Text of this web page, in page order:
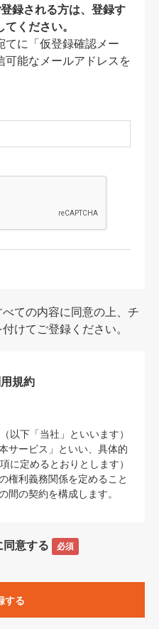
録される方は、登録す
ください。
てに「仮登録確認メー
能なメールアドレスを
ての内容に同意の上、チ
けてご登録ください。
規約
以下「当社」といいます）
サービス」といい、具体的
に定めるとおりとします）
権利義務関係を定めること
間の契約を構成します。
ポリシー」及び「
いて（Cookieポリシー）
する定めその他当社が定め
意する 必須
する